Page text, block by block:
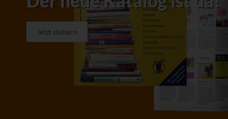
Jetzt stöbern